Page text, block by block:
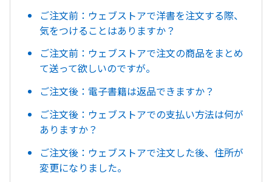
ご注文前：ウェブストアで洋書を注文する際、
気をつけることはありますか？
ご注文前：ウェブストアで注文の商品をまとめ
て送って欲しいのですが。
ご注文後：電子書籍は返品できますか？
ご注文後：ウェブストアでの支払い方法は何が
ありますか？
ご注文後：ウェブストアで注文した後、住所が
変更になりました。